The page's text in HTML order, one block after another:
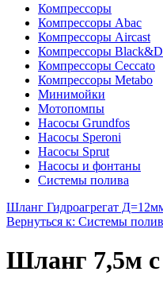
Компрессоры
Компрессоры Abac
Компрессоры Aircast
Компрессоры
Компрессоры Ceccato
Компрессоры Metabo
Минимойки
Мотопомпы
Насосы Grundfos
Насосы Speroni
Насосы Sprut
Насосы и фонтаны
Системы полива
Шланг Гидроагрегат
Вернуться к: Системы
Шланг 7,5м с